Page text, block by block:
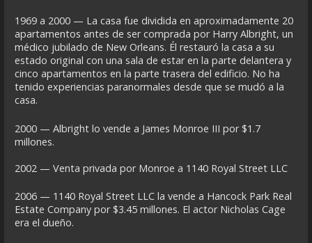
1969 a 2000 — La casa fue dividida en aproximadamente 20
apartamentos antes de ser comprada por Harry Albright, un
médico jubilado de New Orleans. Él restauró la casa a su
estado original con una sala de estar en la parte delantera y
cinco apartamentos en la parte trasera del edificio. No ha
tenido experiencias paranormales desde que se mudó a la
casa.
2000 — Albright lo vende a James Monroe III por $1.7
millones.
2002 — Venta privada por Monroe a 1140 Royal Street LLC
2006 — 1140 Royal Street LLC la vende a Hancock Park Real
Estate Company por $3.45 millones. El actor Nicholas Cage
era el dueño.